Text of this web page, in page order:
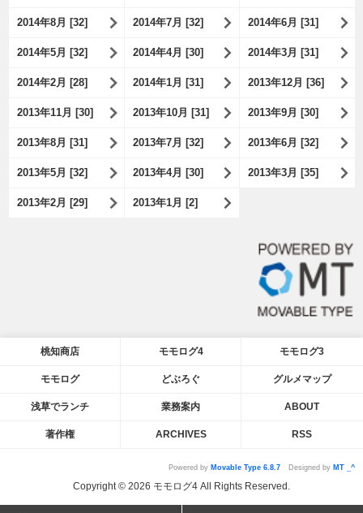
2014年8月 [32] 2014年7月 [32] 2014年6月 [31]
2014年5月 [32] 2014年4月 [30] 2014年3月 [31]
2014年2月 [28] 2014年1月 [31] 2013年12月 [36]
2013年11月 [30] 2013年10月 [31] 2013年9月 [30]
2013年8月 [31] 2013年7月 [32] 2013年6月 [32]
2013年5月 [32] 2013年4月 [30] 2013年3月 [35]
2013年2月 [29] 2013年1月 [2]
桃知商店 モモログ4 モモログ3
モモログ どぶろぐ グルメマップ
浅草でランチ 業務案内 ABOUT
著作権 ARCHIVES RSS
Powered by Movable Type 6.8.7 Designed by MT _^
Copyright © 2026 モモログ4 All Rights Reserved.